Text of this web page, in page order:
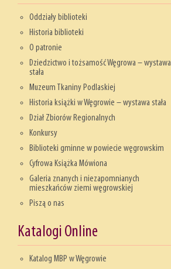
Oddziały biblioteki
Historia biblioteki
O patronie
Dziedzictwo i tożsamość Węgrowa – wystawa
stała
Muzeum Tkaniny Podlaskiej
Historia książki w Węgrowie – wystawa stała
Dział Zbiorów Regionalnych
Konkursy
Biblioteki gminne w powiecie węgrowskim
Cyfrowa Książka Mówiona
Galeria znanych i niezapomnianych
mieszkańców ziemi węgrowskiej
Piszą o nas
Katalogi Online
Katalog MBP w Węgrowie